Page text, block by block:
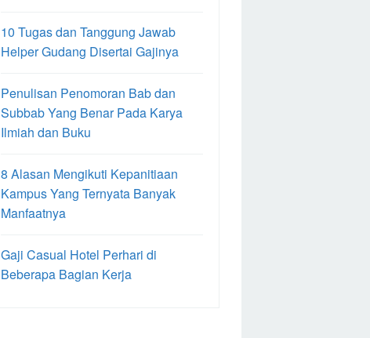
10 Tugas dan Tanggung Jawab
Helper Gudang Disertai Gajinya
Penulisan Penomoran Bab dan
Subbab Yang Benar Pada Karya
Ilmiah dan Buku
8 Alasan Mengikuti Kepanitiaan
Kampus Yang Ternyata Banyak
Manfaatnya
Gaji Casual Hotel Perhari di
Beberapa Bagian Kerja